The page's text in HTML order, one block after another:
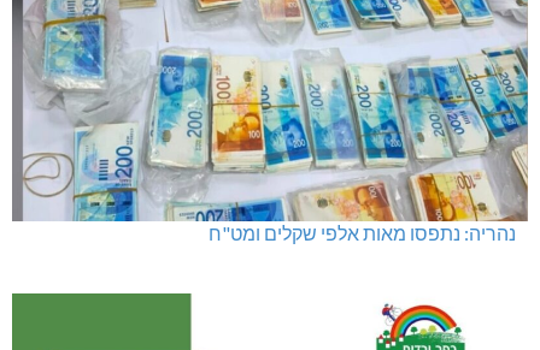
נהריה: נתפסו מאות אלפי שקלים ומט"ח